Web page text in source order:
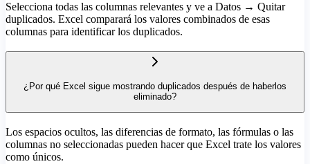
Selecciona todas las columnas relevantes y ve a Datos → Quitar
duplicados. Excel comparará los valores combinados de esas
columnas para identificar los duplicados.
¿Por qué Excel sigue mostrando duplicados después de haberlos
eliminado?
Los espacios ocultos, las diferencias de formato, las fórmulas o las
columnas no seleccionadas pueden hacer que Excel trate los valores
como únicos.